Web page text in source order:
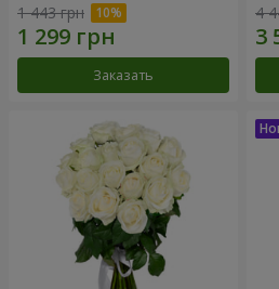
1 443 грн
Заказать
4